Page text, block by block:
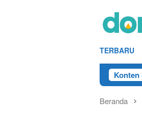
TERBARU
Konten
Teknisi/Mekanik DAMRI Lulusan
Beranda